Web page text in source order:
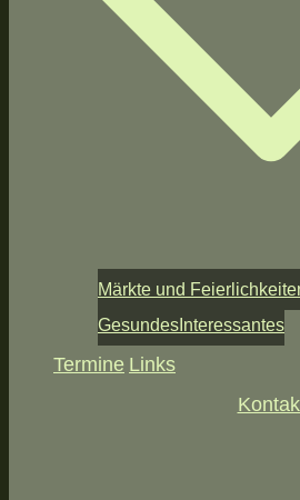
Märkte und
Gesundes Interessantes
Termine Links